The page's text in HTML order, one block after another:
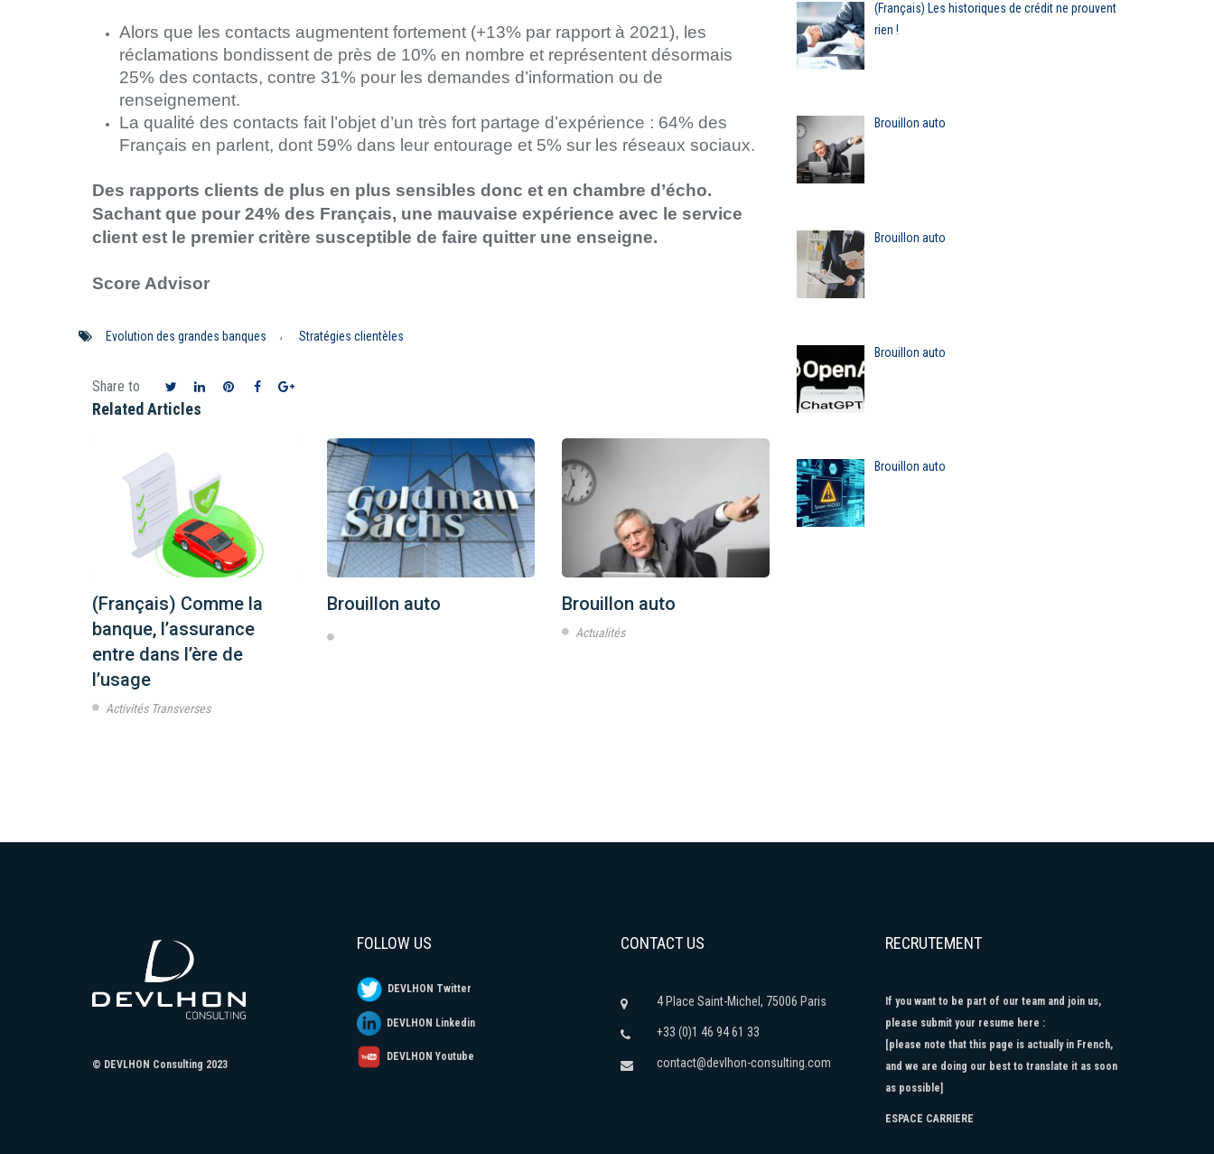
Alors que les contacts augmentent fortement (+13% par rapport à 2021), les
réclamations bondissent de près de 10% en nombre et représentent désormais
25% des contacts, contre 31% pour les demandes d’information ou de
renseignement.
La qualité des contacts fait l’objet d’un très fort partage d’expérience : 64% des
Français en parlent, dont 59% dans leur entourage et 5% sur les réseaux sociaux.
Des rapports clients de plus en plus sensibles donc et en chambre d’écho.
Sachant que pour 24% des Français, une mauvaise expérience avec le service
client est le premier critère susceptible de faire quitter une enseigne.
Score Advisor
Evolution des grandes banques , Stratégies clientèles
Share to
Related Articles
(Français) Comme la
banque, l’assurance
entre dans l’ère de
l’usage
Activités Transverses
Brouillon auto Brouillon auto
Actualités
(Français) Les historiques de crédit ne prouvent
rien !
Brouillon auto
Brouillon auto
Brouillon auto
Brouillon auto
© DEVLHON Consulting 2023
FOLLOW US
DEVLHON Twitter
DEVLHON Linkedin
DEVLHON Youtube
CONTACT US
4 Place Saint-Michel, 75006 Paris
+33 (0)1 46 94 61 33
contact@devlhon-consulting.com
RECRUTEMENT
If you want to be part of our team and join us,
please submit your resume here :
[please note that this page is actually in French,
and we are doing our best to translate it as soon
as possible]
ESPACE CARRIERE